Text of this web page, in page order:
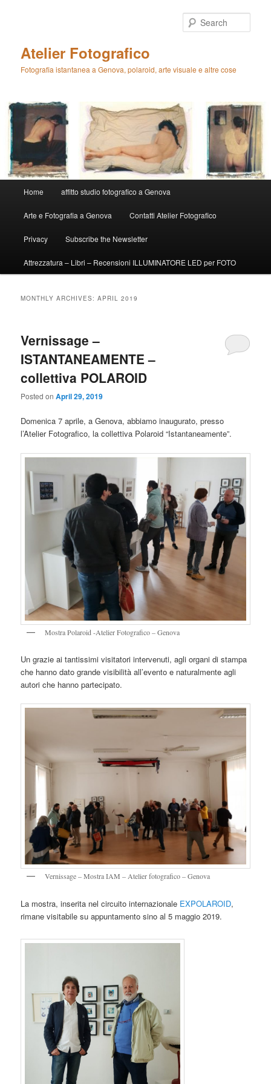
Atelier Fotografico
Fotografia istantanea a Genova, polaroid, arte visuale e altre cose
Home affitto studio fotografico a Genova
Arte e Fotografia a Genova Contatti Atelier Fotografico
Privacy Subscribe the Newsletter
Attrezzatura – Libri – Recensioni ILLUMINATORE LED per FOTO
MONTHLY ARCHIVES:APRIL 2019
Vernissage –
ISTANTANEAMENTE –
collettiva POLAROID
Posted onApril 29, 2019
Domenica 7 aprile, a Genova, abbiamo inaugurato, presso
l’Atelier Fotografico, la collettiva Polaroid “Istantaneamente”.
Mostra Polaroid -Atelier Fotografico – Genova
Un grazie ai tantissimi visitatori intervenuti, agli organi di stampa
che hanno dato grande visibilità all’evento e naturalmente agli
autori che hanno partecipato.
Vernissage – Mostra IAM – Atelier fotografico – Genova
La mostra, inserita nel circuito internazionale EXPOLAROID,
rimane visitabile su appuntamento sino al 5 maggio 2019.